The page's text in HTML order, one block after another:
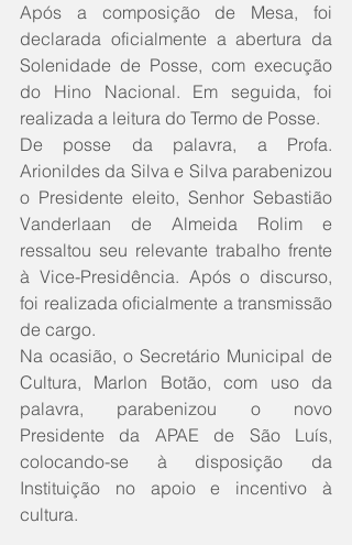
Após a composição de Mesa, foi
declarada oficialmente a abertura da
Solenidade de Posse, com execução
do Hino Nacional. Em seguida, foi
realizada a leitura do Termo de Posse.
De posse da palavra, a Profa.
Arionildes da Silva e Silva parabenizou
o Presidente eleito, Senhor Sebastião
Vanderlaan de Almeida Rolim e
ressaltou seu relevante trabalho frente
à Vice-Presidência. Após o discurso,
foi realizada oficialmente a transmissão
de cargo.
Na ocasião, o Secretário Municipal de
Cultura, Marlon Botão, com uso da
palavra, parabenizou o novo
Presidente da APAE de São Luís,
colocando-se à disposição da
Instituição no apoio e incentivo à
cultura.